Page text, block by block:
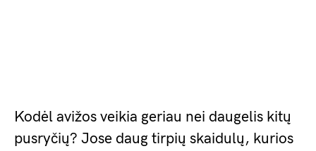
Kodėl avižos veikia geriau nei daugelis kitų
pusryčių? Jose daug tirpių skaidulų, kurios